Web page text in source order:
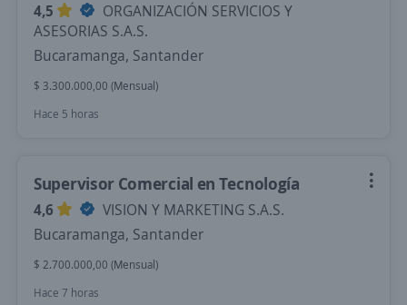
4,5
ORGANIZACIÓN SERVICIOS Y
ASESORIAS S.A.S.
Bucaramanga, Santander
$ 3.300.000,00 (Mensual)
Hace 5 horas
Supervisor Comercial en Tecnología
4,6
VISION Y MARKETING S.A.S.
Bucaramanga, Santander
$ 2.700.000,00 (Mensual)
Hace 7 horas